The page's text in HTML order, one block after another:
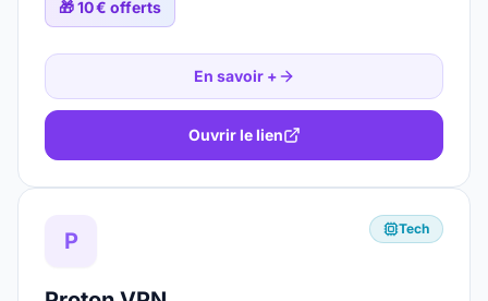
🎁10 € offerts
En savoir +
Ouvrir le lien
P Tech